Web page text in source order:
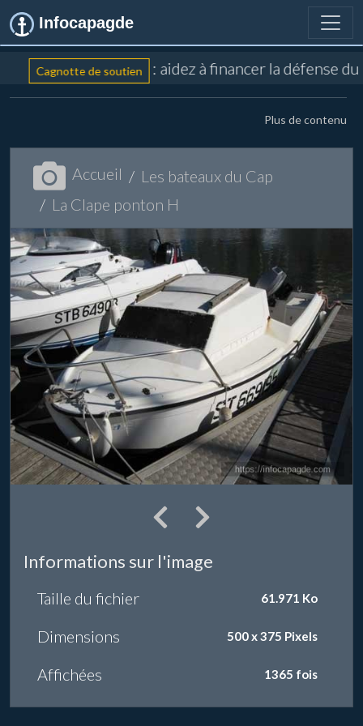
Infocapagde
Cagnotte de soutien : aidez à financer la défense
Plus de contenu
Accueil
Les bateaux du Cap
La Clape ponton H
Informations sur l'image
Taille du fichier 61.971 Ko
Dimensions 500 x 375 Pixels
Affichées 1365 fois